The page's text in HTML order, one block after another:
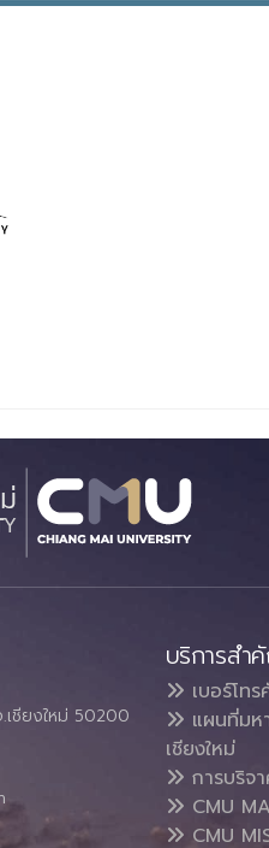
ชียงใหม่ 50200
บริการสำ
เบอร์โท
แผนที่มห
เชียงใหม่
การบริจ
CMU
CMU